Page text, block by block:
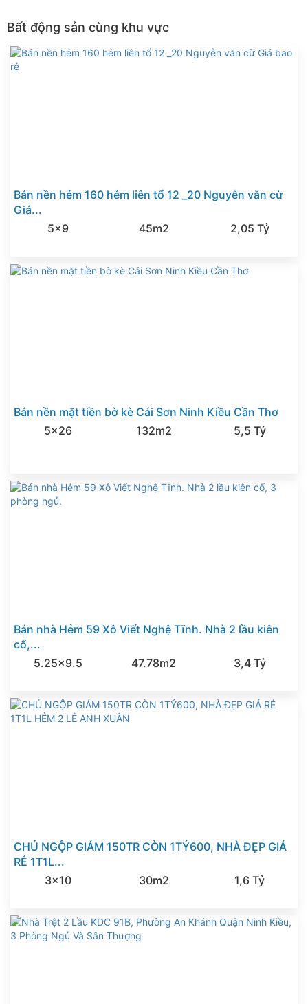
Bất động sản cùng khu vực
Bán nền hẻm 160 hẻm liên tổ 12 _20 Nguyễn văn cừ
Giá...
5x9
45m2 2,05 Tỷ
Bán nền mặt tiền bờ kè Cái Sơn Ninh Kiều Cần Thơ
5x26
132m2 5,5 Tỷ
Bán nhà Hẻm 59 Xô Viết Nghệ Tĩnh. Nhà 2 lầu kiên
cố,...
5.25x9.5
47.78m2 3,4 Tỷ
CHỦ NGỘP GIẢM 150TR CÒN 1TỶ600, NHÀ ĐẸP GIÁ
RẺ 1T1L...
3x10
30m2 1,6 Tỷ